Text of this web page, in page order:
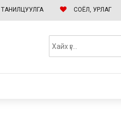
ТАНИЛЦУУЛГА СОЁЛ, УРЛАГ